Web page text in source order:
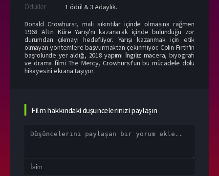
Ödüller
1 ödül & 3 Adaylık.
Donald Crowhurst, mali sıkıntılar içinde olmasına rağmen
1968 Altın Küre Yarışı'nı kazanarak içinde bulunduğu zor
durumdan çıkmayı hedefliyor. Yarışı kazanmak için etik
olmayan yöntemlere başvurmaktan çekinmiyor. Colin Firth'in
başrolünde yer aldığı, 2018 yapımı İngiliz macera, biyografi
ve drama filmi The Mercy, Crowhurst'un bu mücadele dolu
hikayesini ekrana taşıyor.
Film hakkındaki düşüncelerinizi paylaşın